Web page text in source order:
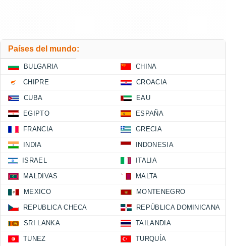
Países del mundo:
BULGARIA CHINA
CHIPRE CROACIA
CUBA EAU
EGIPTO ESPAÑA
FRANCIA GRECIA
INDIA INDONESIA
ISRAEL ITALIA
MALDIVAS MALTA
MEXICO MONTENEGRO
REPUBLICA CHECA REPÚBLICA DOMINICANA
SRI LANKA TAILANDIA
TUNEZ TURQUÍA